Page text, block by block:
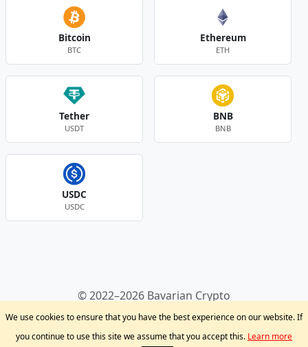
Bitcoin
BTC
Ethereum
ETH
Tether
USDT
BNB
BNB
USDC
USDC
© 2022–2026 Bavarian Crypto
Kryptowährungen
Privacy Policy
Disclaimer
Krypto Blog
Support
We use cookies to ensure that you have the best experience on our website. If
you continue to use this site we assume that you accept this. Learn more